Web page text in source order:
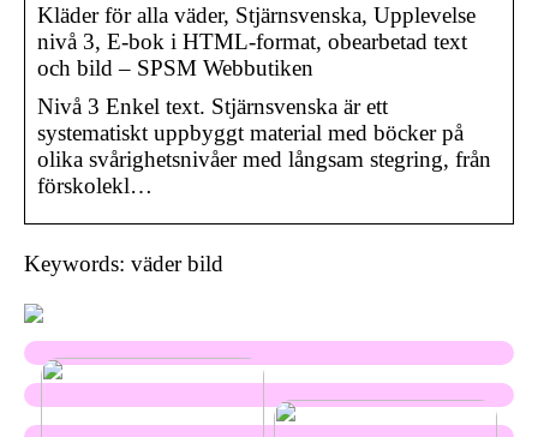
Kläder för alla väder, Stjärnsvenska, Upplevelse
nivå 3, E-bok i HTML-format, obearbetad text
och bild – SPSM Webbutiken
Nivå 3 Enkel text. Stjärnsvenska är ett
systematiskt uppbyggt material med böcker på
olika svårighetsnivåer med långsam stegring, från
förskolekl…
Keywords: väder bild